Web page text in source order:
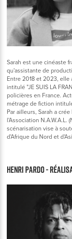
Sarah est une cinéaste
qu'assistante de
Entre 2018 et 2023,
intitulé "JE SUIS LA
policières en France.
métrage de fiction
Par ailleurs, Sarah a
l'Association N.A.W.A.L.
scénarisation vise à
d'Afrique du Nord et
Henri Pardo -